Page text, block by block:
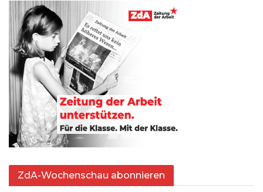
ZdA-Wochenschau abonnieren